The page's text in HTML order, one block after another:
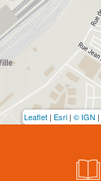
Leaflet | Esri | © IGN |